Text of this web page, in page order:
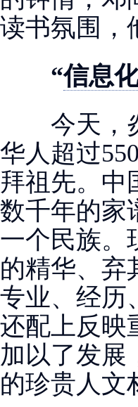
读书氛围，
“信息
今天，炎
华人超过
拜祖先。中
数千年的家
一个民族。
的精华、弃
专业、经历
还配上反映
加以了发展
的珍贵人文